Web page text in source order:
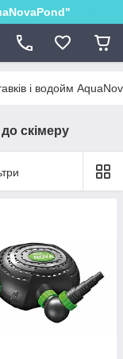
і водойм
скімеру